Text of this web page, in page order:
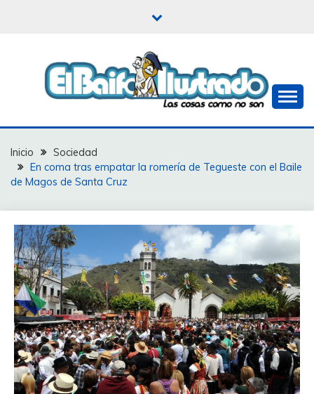
EL BAIFO ILUSTRADO
Inicio
Sociedad
En coma tras empatar la romería de Tegueste con el Baile
de Magos de Santa Cruz